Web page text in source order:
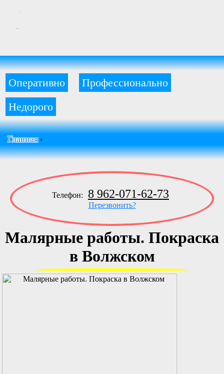
Оперативно
Профессионально
Недорого
Главная›
Телефон: 8 962-071-62-73
Перезвонить?
Малярные работы. Покраска
в Волжском